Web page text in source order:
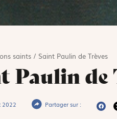
saints/ Saint Paulin de Trèves
Paulin de
2022 Partager sur :